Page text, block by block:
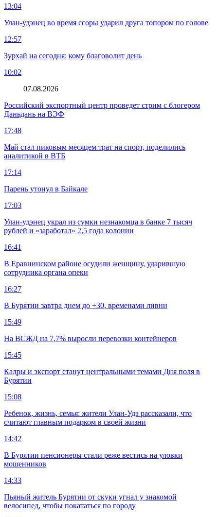
13:04
Улан-удэнец во время ссоры ударил друга топором по голове
12:57
Зурхай на сегодня: кому благоволит день
10:02
07.08.2026
Российский экспортный центр проведет стрим с блогером
Даньдань на ВЭФ
17:48
Май стал пиковым месяцем трат на спорт, поделились
аналитикой в ВТБ
17:14
Парень утонул в Байкале
17:03
Улан-удэнец украл из сумки незнакомца в банке 7 тысяч
рублей и «заработал» 2,5 года колонии
16:41
В Еравнинском районе осудили женщину, ударившую
сотрудника органа опеки
16:27
В Бурятии завтра днем до +30, временами ливни
15:49
На ВСЖД на 7,7% выросли перевозки контейнеров
15:45
Кадры и экспорт станут центральными темами Дня поля в
Бурятии
15:08
Ребенок, жизнь, семья: жители Улан-Удэ рассказали, что
считают главным подарком в своей жизни
14:42
В Бурятии пенсионеры стали реже вестись на уловки
мошенников
14:33
Пьяный житель Бурятии от скуки угнал у знакомой
велосипед, чтобы покататься по городу